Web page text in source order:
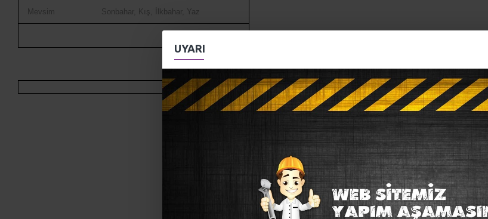
UYARI
Mevsim Sonbahar, Kış, İlkbahar, Yaz